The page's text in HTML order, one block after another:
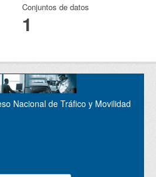
Conjuntos de datos
1
Nacional de Tráfico y Movilidad